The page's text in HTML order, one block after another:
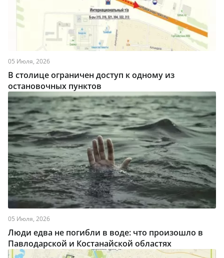
05 Июля, 2026
В столице ограничен доступ к одному из
остановочных пунктов
05 Июля, 2026
Люди едва не погибли в воде: что произошло в
Павлодарской и Костанайской областях